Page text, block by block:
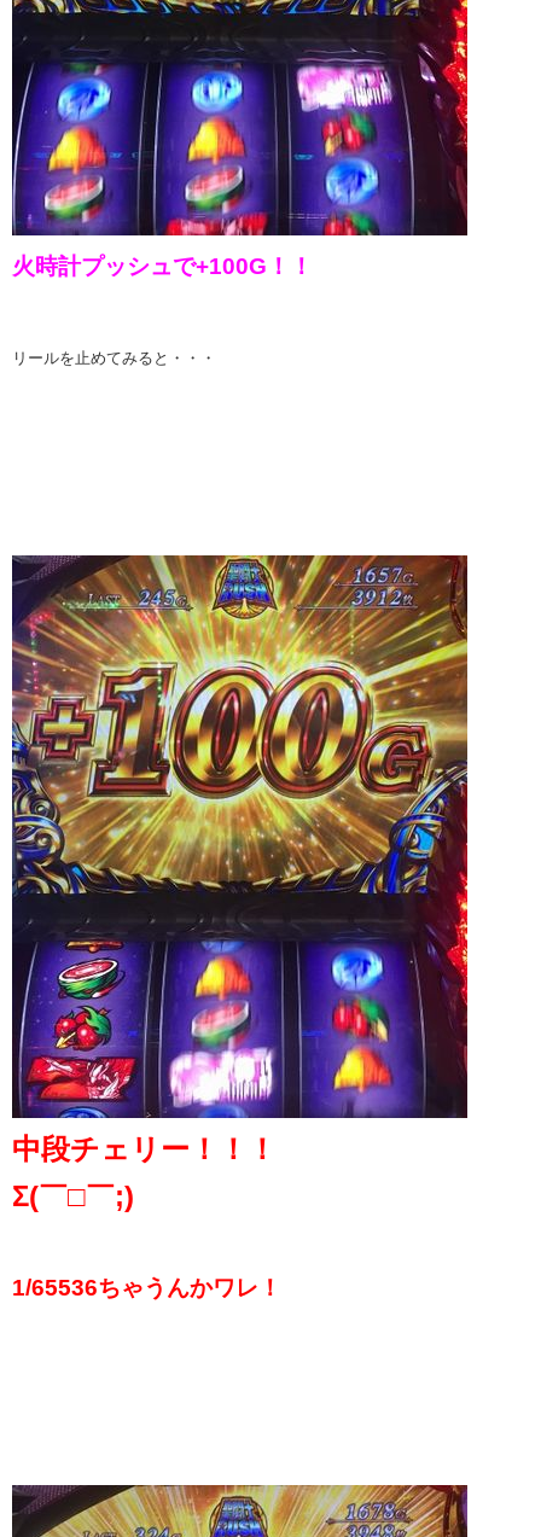
火時計プッシュで+100G！！
リールを止めてみると・・・
中段チェリー！！！
Σ(￣□￣;)
1/65536ちゃうんかワレ！